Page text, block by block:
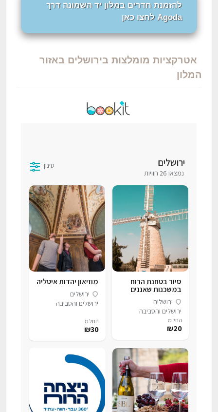
להזמנת חדרים במלון יד השמונה דרך
Agoda לחצו כאן
אטרקציות מומלצות בירושלים באזור
המלון